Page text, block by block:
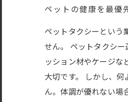
ペットの健康を最優
ペットタクシーという
せん。 ペットタクシ
ッション材やケージな
大切です。 しかし、
ん。体調が優れない場